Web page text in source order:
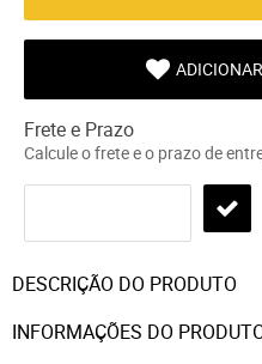
Frete e Prazo
Calcule o frete e o prazo de
DESCRIÇÃO DO PRODUTO
INFORMAÇÕES DO